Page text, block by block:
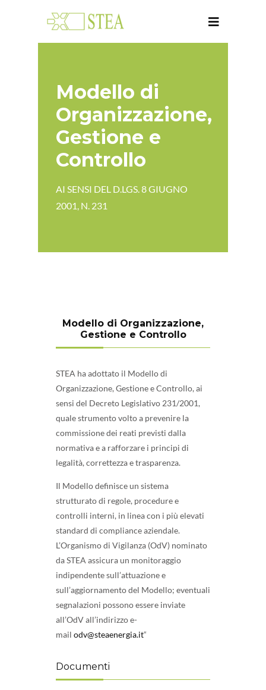
Modello di
Organizzazione,
Gestione e
Controllo
AI SENSI DEL D.LGS. 8 GIUGNO
2001, N. 231
Modello di Organizzazione,
Gestione e Controllo
STEA ha adottato il Modello di
Organizzazione, Gestione e Controllo, ai
sensi del Decreto Legislativo 231/2001,
quale strumento volto a prevenire la
commissione dei reati previsti dalla
normativa e a rafforzare i principi di
legalità, correttezza e trasparenza.
Il Modello definisce un sistema
strutturato di regole, procedure e
controlli interni, in linea con i più elevati
standard di compliance aziendale.
L’Organismo di Vigilanza (OdV) nominato
da STEA assicura un monitoraggio
indipendente sull’attuazione e
sull’aggiornamento del Modello; eventuali
segnalazioni possono essere inviate
all’OdV all’indirizzo e-
mail odv@steaenergia.it“
Documenti